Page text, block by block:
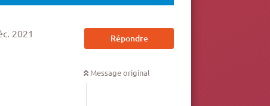
Répondre
Message original
2021